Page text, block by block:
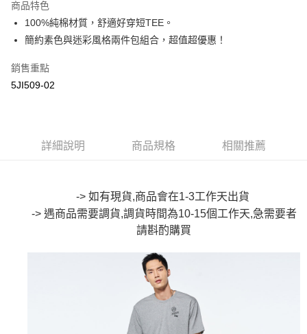
Apple Pay
街口支付
悠遊付
大哥付你分期
1.本服務由台灣大哥大提供，台灣大哥大用戶可立即使用無須另外申請。
2.付款方式選擇「大哥付你分期」，訂單成立後會自動跳轉到大哥付的交易
流程，驗證手機門號後，選擇欲分期的期數、繳款截止日，確認付款後即完
4.訂單成立30分鐘內，如未前往確認交易或遇審核未通過，訂單將自動取
消。如遇「轉專審核」未通過狀況，表示未達大哥付你分期系統評分，恕無
1.分期款項不併入電信帳單，「大哥付你分期」於每月結算日後寄送繳費提
2.透過簡訊連結打開帳單後，可選擇「超商條碼／台灣大直營門市／銀行轉
相關說明
【關於「AFTEE先享後付」】
AFTEE先享後付是「在收到商品之後才付款」的支付方式。 讓您購物簡單
１．簡單：不需註冊會員、不需綁卡、不需儲值。
２．便利：只要手機號碼，簡訊認證，即可結帳。
３．安心：先確認商品／服務後，再付款。
【「AFTEE先享後付」結帳流程】
１．於結帳方式選擇「AFTEE先享後付」後，將跳轉至「AFTEE先享後付」
結帳頁面，進行簡訊認證並確認金額後，即可完成結帳。
每筆NT$80，滿NT$888(含以上)免運費
商品特色
100%純棉材質，舒適好穿短TEE。
簡約素色與迷彩風格兩件包組合，超值超優惠！
銷售重點
5JI509-02
詳細說明 商品規格 相關推薦
-> 如有現貨,商品會在1-3工作天出貨
-> 遇商品需要調貨,調貨時間為10-15個工作天,急需要者
請斟酌購買